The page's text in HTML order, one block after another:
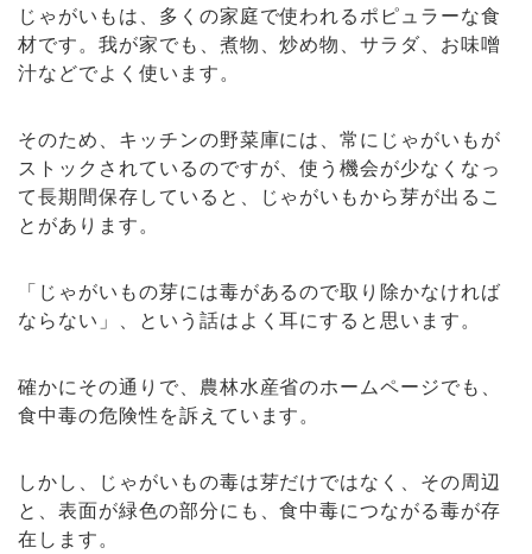
じゃがいもは、多くの家庭で使われるポピュラーな食
材です。我が家でも、煮物、炒め物、サラダ、お味噌
汁などでよく使います。
そのため、キッチンの野菜庫には、常にじゃがいもが
ストックされているのですが、使う機会が少なくなっ
て長期間保存していると、じゃがいもから芽が出るこ
とがあります。
「じゃがいもの芽には毒があるので取り除かなければ
ならない」、という話はよく耳にすると思います。
確かにその通りで、農林水産省のホームページでも、
食中毒の危険性を訴えています。
しかし、じゃがいもの毒は芽だけではなく、その周辺
と、表面が緑色の部分にも、食中毒につながる毒が存
在します。